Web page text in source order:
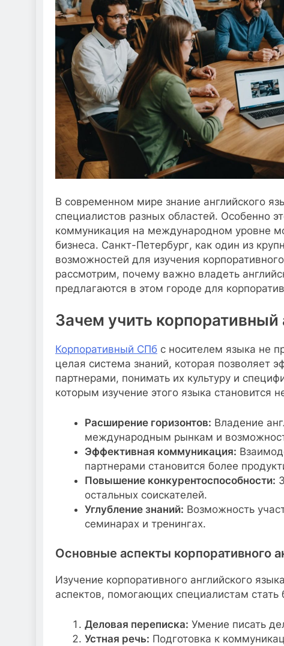
В современном мире знание английского
специалистов разных областей. Особенно
коммуникация на международном уровне
бизнеса. Санкт-Петербург, как один из
возможностей для изучения
рассмотрим, почему важно владеть
предлагаются в этом городе для
Зачем учить корпоративный
Корпоративный СПб с носителем языка не
целая система знаний, которая позволяет
партнерами, понимать их культуру и
которым изучение этого языка
Расширение горизонтов: Владение
международным рынкам и
Эффективная коммуникация:
партнерами становится более
Повышение конкурентоспособности:
остальных соискателей.
Углубление знаний: Возможность
семинарах и тренингах.
Основные аспекты корпоративного
Изучение корпоративного английского
аспектов, помогающих специалистам
Деловая переписка: Умение писать
Устная речь: Подготовка к